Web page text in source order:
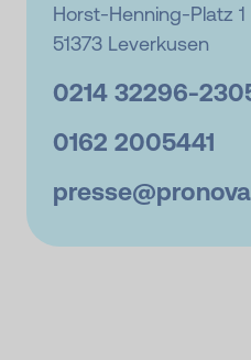
Horst-Henning-Platz 1
51373 Leverkusen
0214 32296-
0162 2005441
presse@